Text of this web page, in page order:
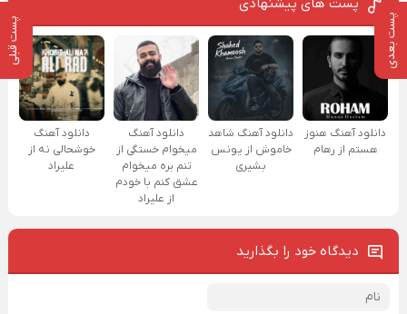
پست بعدی پست قبلی
دانلود آهنگ هنوز
هستم از رهام
دانلود آهنگ شاهد
خاموش از یونس
بشیری
دانلود آهنگ
میخوام خستگی از
تنم بره میخوام
عشق کنم با خودم
از علیراد
دانلود آهنگ
خوشحالی نه از
علیراد
دیدگاه خود را بگذارید